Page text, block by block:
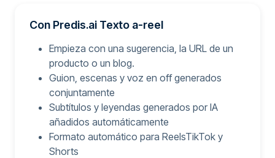
Con Predis.ai Texto a-reel
Empieza con una sugerencia, la URL de un
producto o un blog.
Guion, escenas y voz en off generados
conjuntamente
Subtítulos y leyendas generados por IA
añadidos automáticamente
Formato automático para ReelsTikTok y
Shorts